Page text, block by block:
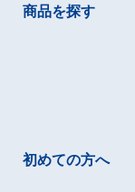
商品を探す
初めての方へ